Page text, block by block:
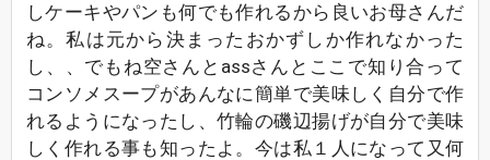
しケーキやパンも何でも作れるから良いお母さんだ
ね。私は元から決まったおかずしか作れなかった
し、、でもね空さんとassさんとここで知り合って
コンソメスープがあんなに簡単で美味しく自分で作
れるようになったし、竹輪の磯辺揚げが自分で美味
しく作れる事も知ったよ。今は私１人になって又何